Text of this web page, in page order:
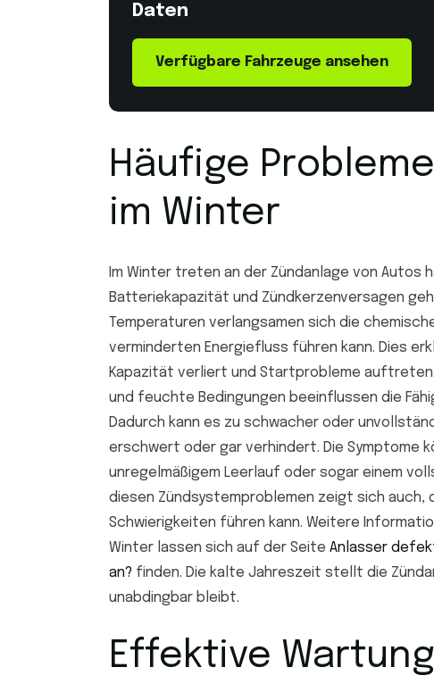
Daten
Verfügbare Fahrzeuge ansehen
Häufige
im Winter
Im Winter treten an der Zündanlage von
Batteriekapazität und Zündkerzenversagen
Temperaturen verlangsamen sich die
verminderten Energiefluss führen kann. Dies
Kapazität verliert und Startprobleme
und feuchte Bedingungen beeinflussen die
Dadurch kann es zu schwacher oder
erschwert oder gar verhindert. Die Symptome
unregelmäßigem Leerlauf oder sogar einem
diesen Zündsystemproblemen zeigt sich auch,
Schwierigkeiten führen kann. Weitere
Winter lassen sich auf der Seite Anlasser
an? finden. Die kalte Jahreszeit stellt die
unabdingbar bleibt.
Effektive